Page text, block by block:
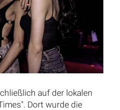
auf der lokalen
Dort wurde die